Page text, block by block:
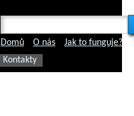
Domů O nás Jak to funguje?
Kontakty